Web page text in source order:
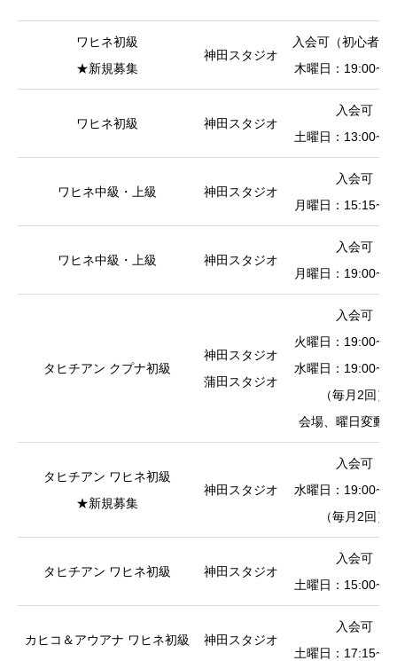
ワヒネ初級
★新規募集
神田スタジオ
入会可（初心者限
木曜日：
ワヒネ初級 神田スタジオ
入会可
土曜日：
ワヒネ中級・上級 神田スタジオ
入会可
月曜日：
ワヒネ中級・上級 神田スタジオ
入会可
月曜日：
タヒチアン クプナ初級
神田スタジオ
蒲田スタジオ
入会可
火曜日：
水曜日：
（毎月2回）
会場、曜日変動
タヒチアン ワヒネ初級
★新規募集
神田スタジオ
入会可
水曜日：
（毎月2回）
タヒチアン ワヒネ初級 神田スタジオ
入会可
土曜日：
カヒコ＆アウアナ ワヒネ初級 神田スタジオ
入会可
土曜日：